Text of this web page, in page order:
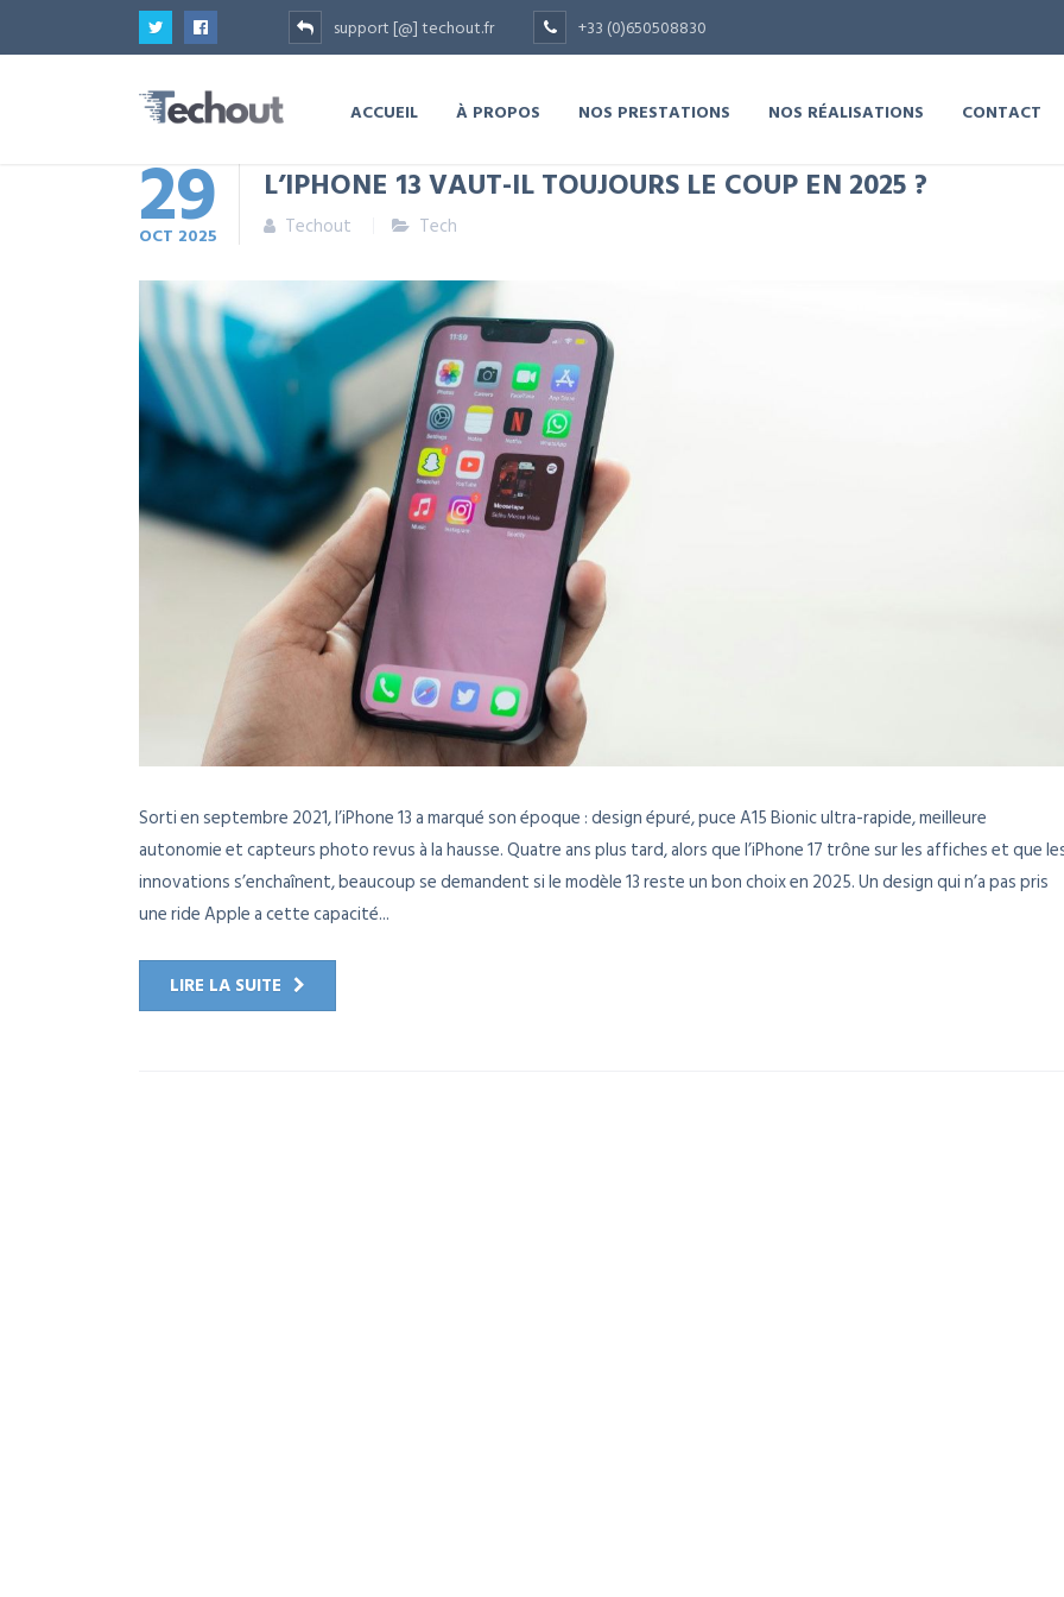
support [@] techout.fr +33 (0)650508830
ACCUEIL À PROPOS NOS PRESTATIONS NOS RÉALISATIONS CONTACT
29
OCT 2025
L’IPHONE 13 VAUT-IL TOUJOURS LE COUP EN 2025 ?
Techout Tech
Sorti en septembre 2021, l’iPhone 13 a marqué son époque : design épuré, puce A15 Bionic ultra-rapide, meilleure
autonomie et capteurs photo revus à la hausse. Quatre ans plus tard, alors que l’iPhone 17 trône sur les affiches et que
innovations s’enchaînent, beaucoup se demandent si le modèle 13 reste un bon choix en 2025. Un design qui n’a pas pris
une ride Apple a cette capacité...
LIRE LA SUITE